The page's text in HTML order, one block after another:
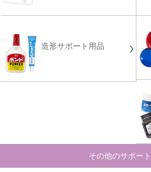
造形サポート用品
その他のサポー